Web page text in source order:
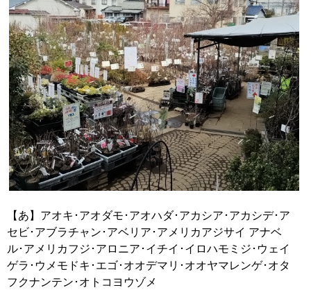
【あ】アオキ･アオダモ･アオハダ･アカシア･アカシデ･ア
セビ･アブラチャン･アベリア･アメリカアジサイ アナベ
ル･アメリカフジ･アロニア･イチイ･イロハモミジ･ウェイ
ゲラ･ウメモドキ･エゴ･オオデマリ･オオヤマレンゲ･オタ
フクナンテン･オトコヨウゾメ